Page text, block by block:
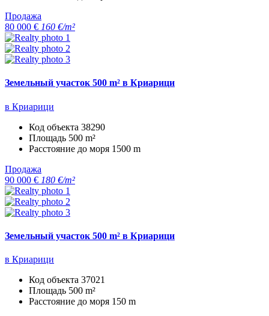
Продажа
80 000 € 160 €/m²
Земельный участок 500 m² в Криарици
в Криарици
Код объекта 38290
Площадь 500 m²
Расстояние до моря 1500 m
Продажа
90 000 € 180 €/m²
Земельный участок 500 m² в Криарици
в Криарици
Код объекта 37021
Площадь 500 m²
Расстояние до моря 150 m